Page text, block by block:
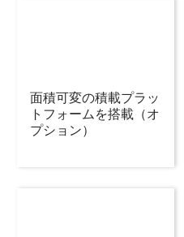
面積可変の積載プラッ
トフォームを搭載（オ
プション）